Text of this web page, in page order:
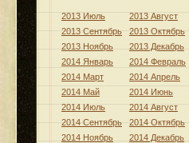
2013 Июль
2013 Август
2013 Сентябрь
2013 Октябрь
2013 Ноябрь
2013 Декабрь
2014 Январь
2014 Февраль
2014 Март
2014 Апрель
2014 Май
2014 Июнь
2014 Июль
2014 Август
2014 Сентябрь
2014 Октябрь
2014 Ноябрь
2014 Декабрь